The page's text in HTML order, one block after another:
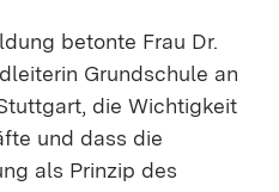
betonte Frau Dr.
Grundschule an
die Wichtigkeit
und dass die
als Prinzip des